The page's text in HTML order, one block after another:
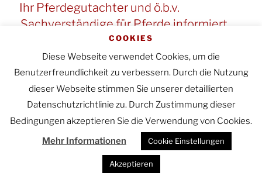
und
Sachverständiger
für
Pferde
informiert
zum
Thema:
AM
Ihr Pferdegutachter und ö.b.v.
Sachverständige für Pferde informiert
zum Thema:Haftung des Halters eines
Pkw wegen Verletzungen des Führers
eines durch den Pkw aufgeschreckten
Pferdes
OLG Celle 20.01.2016
Im vorliegenden Fall war ein PKW auf einem
nur für land- und forstwirtschaftlichen
COOKIES
Diese Webseite verwendet Cookies, um die
Benutzerfreundlichkeit zu verbessern. Durch die Nutzung
dieser Webseite stimmen Sie unserer detaillierten
Datenschutzrichtlinie zu. Durch Zustimmung dieser
Bedingungen akzeptieren Sie die Verwendung von Cookies.
Mehr Informationen
Cookie Einstellungen
Akzeptieren